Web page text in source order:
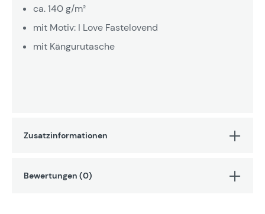
ca. 140 g/m²
mit Motiv: I Love Fastelovend
mit Kängurutasche
Zusatzinformationen
Bewertungen (0)